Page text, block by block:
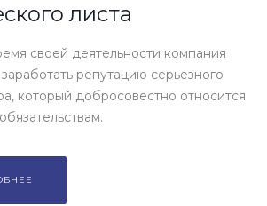
листа
своей деятельности компания
репутацию серьезного
который добросовестно относится